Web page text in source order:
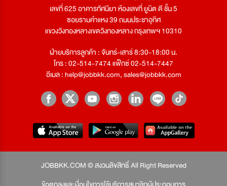
เลขที่ 625 อาคารทัศนียา ห้องเลขที่ ยูนิต ดี ชั้น 5
ซอยรามคำแหง 39 ถนนประชาอุทิศ
แขวงวังทองหลางเขตวังทองหลาง กรุงเทพฯ 10310
ฝ่ายบริการลูกค้า : จันทร์-เสาร์ 8:30-18:00 น.
โทร : 02-514-7474 แฟ็กซ์ 02-514-7447
อีเมล :help@jobbkk.com,sales@jobbkk.com
JOBBKK.COM © สงวนลิขสิทธิ์ All Right Reserved